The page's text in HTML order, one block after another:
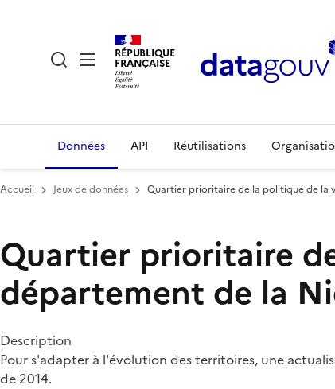
RÉPUBLIQUE
FRANÇAISE
Données API Réutilisations
Accueil Jeux de données Quartier prioritaire de la politique de la
Quartier prioritaire
département de la
Description
Pour s'adapter à l'évolution des territoires, une
de 2014.